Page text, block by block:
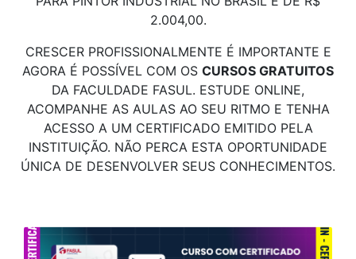
2.004,00.
CRESCER PROFISSIONALMENTE É IMPORTANTE E
AGORA É POSSÍVEL COM OS CURSOS GRATUITOS
DA FACULDADE FASUL. ESTUDE ONLINE,
ACOMPANHE AS AULAS AO SEU RITMO E TENHA
ACESSO A UM CERTIFICADO EMITIDO PELA
INSTITUIÇÃO. NÃO PERCA ESTA OPORTUNIDADE
ÚNICA DE DESENVOLVER SEUS CONHECIMENTOS.